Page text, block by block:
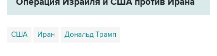
США Иран Дональд Трамп